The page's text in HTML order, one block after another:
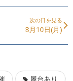
次の日を見る
8月10日(月)
屋台あり